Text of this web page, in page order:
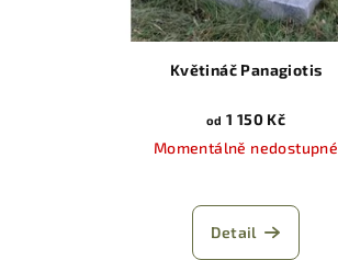
Květináč Panagiotis
od 1 150 Kč
Momentálně nedostupné
Detail